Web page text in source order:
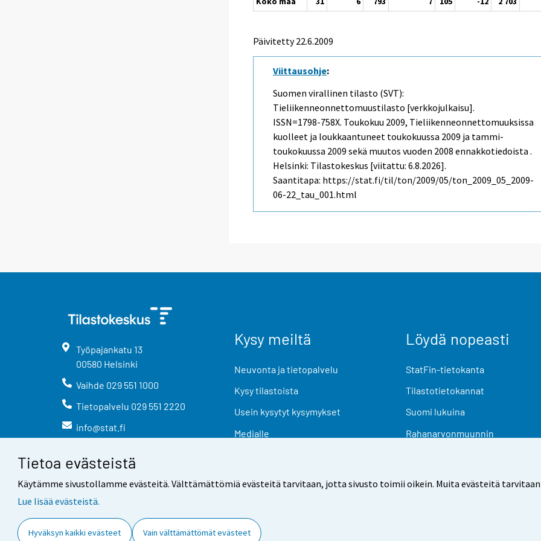
Tietoa evästeistä
Käytämme sivustollamme evästeitä. Välttämättömiä evästeitä tarvitaan, jotta sivusto toimii oikein. Muita evästeitä
Lue lisää evästeistä.
Hyväksyn kaikki evästeet Vain välttämättömät evästeet
Päivitetty22.6.2009
Viittausohje:
Suomen virallinen tilasto (SVT):
Tieliikenneonnettomuustilasto [verkkojulkaisu].
ISSN=1798-758X. Toukokuu 2009, Tieliikenneonnettomuuksissa
kuolleet ja loukkaantuneet toukokuussa 2009 ja tammi-
toukokuussa 2009 sekä muutos vuoden 2008 ennakkotiedoista .
Helsinki: Tilastokeskus [viitattu: 6.8.2026].
Saantitapa: https://stat.fi/til/ton/2009/05/ton_2009_05_2009-
06-22_tau_001.html
Työpajankatu 13
00580 Helsinki
Vaihde 029 551 1000
Tietopalvelu 029 551 2220
info@stat.fi
Kysy meiltä
Neuvonta ja tietopalvelu
Kysy tilastoista
Usein kysytyt kysymykset
Medialle
Löydä nopeasti
StatFin-tietokanta
Tilastotietokannat
Suomi lukuina
Rahanarvonmuunnin
Yhteystiedot Palaute